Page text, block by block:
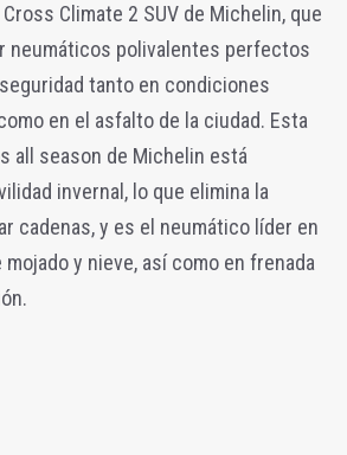
Climate 2 SUV de Michelin, que
neumáticos polivalentes perfectos
tanto en condiciones
en el asfalto de la ciudad. Esta
all season de Michelin está
invernal, lo que elimina la
cadenas, y es el neumático líder en
y nieve, así como en frenada